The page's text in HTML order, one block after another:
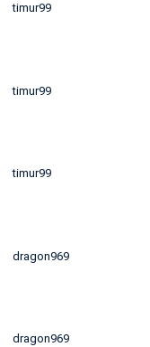
timur99
timur99
timur99
dragon969
dragon969